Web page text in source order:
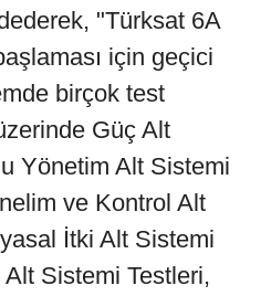
"Türksat 6A
için geçici
birçok test
Güç Alt
Yönetim Alt Sistemi
ve Kontrol Alt
İtki Alt Sistemi
Sistemi Testleri,